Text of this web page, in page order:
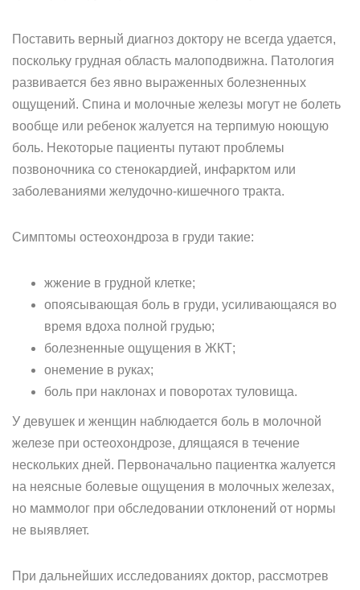
Поставить верный диагноз доктору не всегда удается,
поскольку грудная область малоподвижна. Патология
развивается без явно выраженных болезненных
ощущений. Спина и молочные железы могут не болеть
вообще или ребенок жалуется на терпимую ноющую
боль. Некоторые пациенты путают проблемы
позвоночника со стенокардией, инфарктом или
заболеваниями желудочно-кишечного тракта.
Симптомы остеохондроза в груди такие:
жжение в грудной клетке;
опоясывающая боль в груди, усиливающаяся во
время вдоха полной грудью;
болезненные ощущения в ЖКТ;
онемение в руках;
боль при наклонах и поворотах туловища.
У девушек и женщин наблюдается боль в молочной
железе при остеохондрозе, длящаяся в течение
нескольких дней. Первоначально пациентка жалуется
на неясные болевые ощущения в молочных железах,
но маммолог при обследовании отклонений от нормы
не выявляет.
При дальнейших исследованиях доктор, рассмотрев